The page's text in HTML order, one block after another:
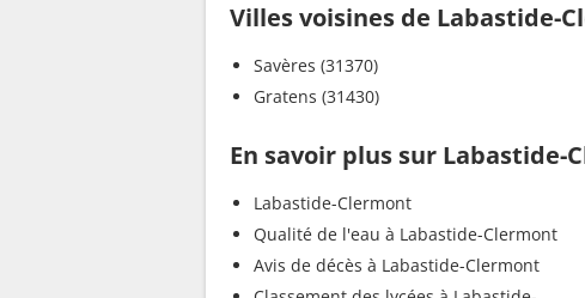
Villes voisines de Labastide-
Savères (31370)
Gratens (31430)
En savoir plus sur Labastide-
Labastide-Clermont
Qualité de l'eau à Labastide-Clermont
Avis de décès à Labastide-Clermont